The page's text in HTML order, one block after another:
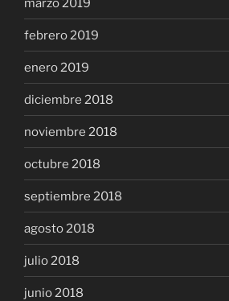
febrero 2019
enero 2019
diciembre 2018
noviembre 2018
octubre 2018
septiembre 2018
agosto 2018
julio 2018
junio 2018